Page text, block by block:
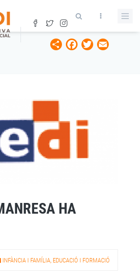
ShareFacebook
Twitter
HA
INFÀNCIA I FAMÍLIA, EDUCACIÓ I FORMACIÓ